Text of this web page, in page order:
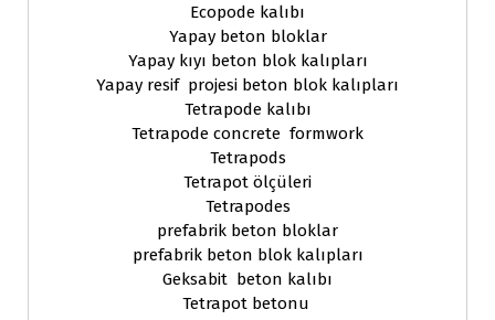
Ecopode kalıbı
Yapay beton bloklar
Yapay kıyı beton blok kalıpları
Yapay resif projesi beton blok kalıpları
Tetrapode kalıbı
Tetrapode concrete formwork
Tetrapods
Tetrapot ölçüleri
Tetrapodes
prefabrik beton bloklar
prefabrik beton blok kalıpları
Geksabit beton kalıbı
Tetrapot betonu